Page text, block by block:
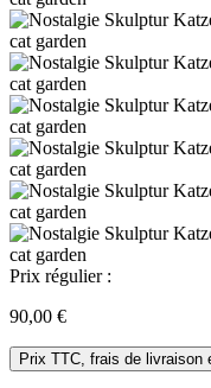
Prix régulier :
90,00 €
Prix TTC, frais de livraison